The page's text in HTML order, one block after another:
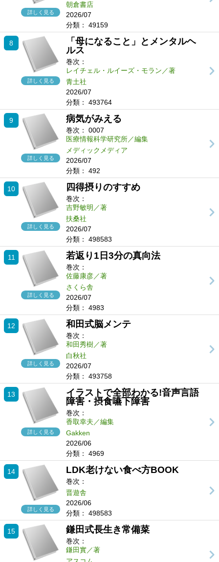
詳しく見る
朝倉書店
2026/07
分類：
49159
8
詳しく見る
「母になること」とメンタルヘ
ルス
巻次：
レイチェル・ルイーズ・モラン／著
青土社
2026/07
分類：
493764
9
詳しく見る
病気がみえる
巻次：
0007
医療情報科学研究所／編集
メディックメディア
2026/07
分類：
492
10
詳しく見る
四得摂りのすすめ
巻次：
吉野敏明／著
扶桑社
2026/07
分類：
498583
11
詳しく見る
若返り1日3分の真向法
巻次：
佐藤康彦／著
さくら舎
2026/07
分類：
4983
12
詳しく見る
和田式脳メンテ
巻次：
和田秀樹／著
白秋社
2026/07
分類：
493758
13
詳しく見る
イラストで全部わかる!音声言語
障害・摂食嚥下障害
巻次：
香取幸夫／編集
Gakken
2026/06
分類：
4969
14
詳しく見る
LDK老けない食べ方BOOK
巻次：
晋遊舎
2026/06
分類：
498583
15 鎌田式長生き常備菜
巻次：
鎌田實／著